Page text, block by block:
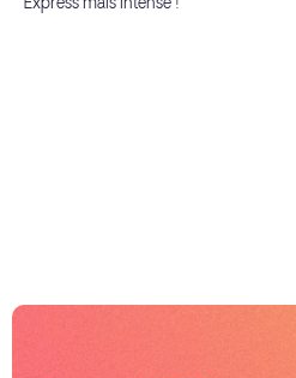
Express mais intense !